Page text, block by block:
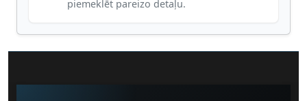
piemeklēt pareizo detaļu.